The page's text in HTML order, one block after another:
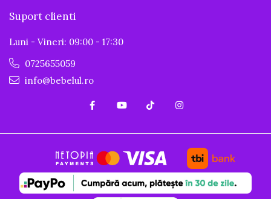
Suport clienti
Luni - Vineri: 09:00 - 17:30
0725655059
info@bebelul.ro